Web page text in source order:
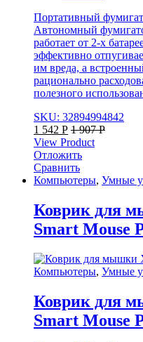
Портативный
Автономный
работает от 2-х
эффективно
им вреда, а
рационально
полезного
SKU: 32894994842
1 542 Р 1 907Р
View Product
Отложить
Сравнить
Компьютеры, Умные
Коврик для
Smart Mouse
Компьютеры, Умные
Коврик для
Smart Mouse